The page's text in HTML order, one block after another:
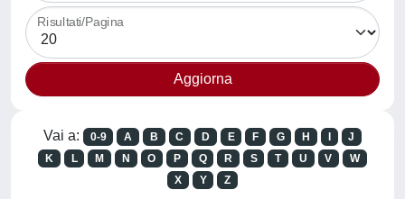
Risultati/Pagina
Vai a: 0-9 A B C D E F G H
J
K
L M N O P Q R S T U V
W
X
Y Z